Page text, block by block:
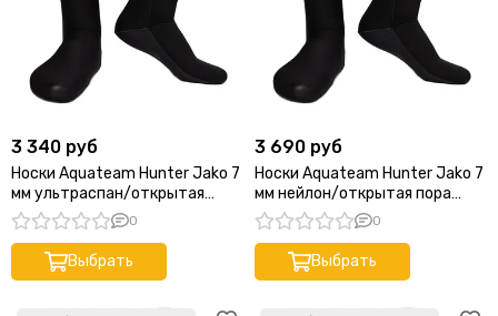
3 340 руб
Носки Aquateam Hunter Jako 7
мм ультраспан/открытая
черные
0
Выбрать
3 690 руб
Носки Aquateam Hunter Jako 7
мм нейлон/открытая пора
черные
0
Выбрать